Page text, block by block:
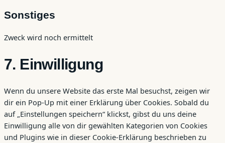
service
maps
Sonstiges
Zweck wird noch ermittelt
to
sonstiges
7. Einwilligung
Wenn du unsere Website das erste Mal besuchst, zeigen wir
dir ein Pop-Up mit einer Erklärung über Cookies. Sobald du
auf „Einstellungen speichern“ klickst, gibst du uns deine
Einwilligung alle von dir gewählten Kategorien von Cookies
und Plugins wie in dieser Cookie-Erklärung beschrieben zu